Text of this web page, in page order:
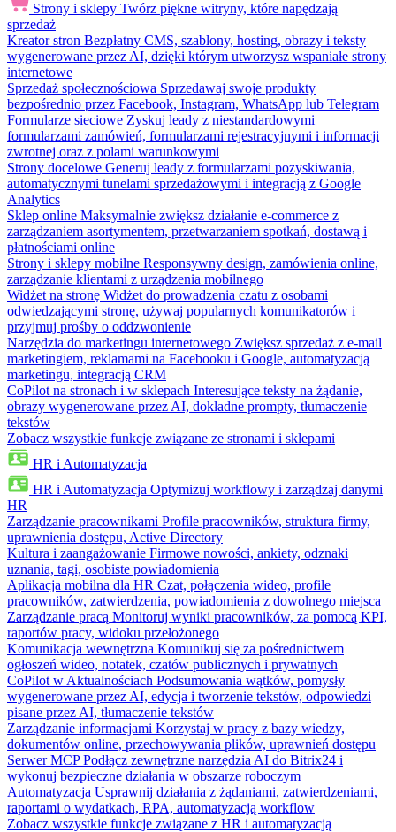
Strony i sklepy Twórz piękne witryny, które napędzają
sprzedaż
Kreator stron Bezpłatny CMS, szablony, hosting, obrazy i teksty
wygenerowane przez AI, dzięki którym utworzysz wspaniałe strony
internetowe
Sprzedaż społecznościowa Sprzedawaj swoje produkty
bezpośrednio przez Facebook, Instagram, WhatsApp lub Telegram
Formularze sieciowe Zyskuj leady z niestandardowymi
formularzami zamówień, formularzami rejestracyjnymi i informacji
zwrotnej oraz z polami warunkowymi
Strony docelowe Generuj leady z formularzami pozyskiwania,
automatycznymi tunelami sprzedażowymi i integracją z Google
Analytics
Sklep online Maksymalnie zwiększ działanie e-commerce z
zarządzaniem asortymentem, przetwarzaniem spotkań, dostawą i
płatnościami online
Strony i sklepy mobilne Responsywny design, zamówienia online,
zarządzanie klientami z urządzenia mobilnego
Widżet na stronę Widżet do prowadzenia czatu z osobami
odwiedzającymi stronę, używaj popularnych komunikatorów i
przyjmuj prośby o oddzwonienie
Narzędzia do marketingu internetowego Zwiększ sprzedaż z e-mail
marketingiem, reklamami na Facebooku i Google, automatyzacją
marketingu, integracją CRM
CoPilot na stronach i w sklepach Interesujące teksty na żądanie,
obrazy wygenerowane przez AI, dokładne prompty, tłumaczenie
tekstów
Zobacz wszystkie funkcje związane ze stronami i sklepami
HR i Automatyzacja
HR i Automatyzacja Optymizuj workflowy i zarządzaj danymi
HR
Zarządzanie pracownikami Profile pracowników, struktura firmy,
uprawnienia dostępu, Active Directory
Kultura i zaangażowanie Firmowe nowości, ankiety, odznaki
uznania, tagi, osobiste powiadomienia
Aplikacja mobilna dla HR Czat, połączenia wideo, profile
pracowników, zatwierdzenia, powiadomienia z dowolnego miejsca
Zarządzanie pracą Monitoruj wyniki pracowników, za pomocą KPI,
raportów pracy, widoku przełożonego
Komunikacja wewnętrzna Komunikuj się za pośrednictwem
ogłoszeń wideo, notatek, czatów publicznych i prywatnych
CoPilot w Aktualnościach Podsumowania wątków, pomysły
wygenerowane przez AI, edycja i tworzenie tekstów, odpowiedzi
pisane przez AI, tłumaczenie tekstów
Zarządzanie informacjami Korzystaj w pracy z bazy wiedzy,
dokumentów online, przechowywania plików, uprawnień dostępu
Serwer MCP Podłącz zewnętrzne narzędzia AI do Bitrix24 i
wykonuj bezpieczne działania w obszarze roboczym
Automatyzacja Usprawnij działania z żądaniami, zatwierdzeniami,
raportami o wydatkach, RPA, automatyzacją workflow
Zobacz wszystkie funkcje związane z HR i automatyzacją